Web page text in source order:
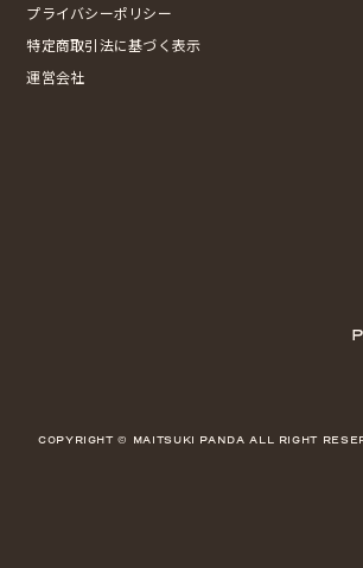
プライバシーポリシー
特定商取引法に基づく表示
運営会社
COPYRIGHT © MAITSUKI PANDA ALL RIGHT